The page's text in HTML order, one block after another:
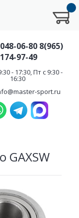
06-80 8(965)
174-97-49
- 17:30, Пт с 9:30 -
16:30
sport.ru
GAXSW